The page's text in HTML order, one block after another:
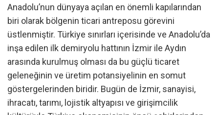
Anadolu’nun dünyaya açılan en önemli kapılarından
biri olarak bölgenin ticari antreposu görevini
üstlenmiştir. Türkiye sınırları içerisinde ve Anadolu’da
inşa edilen ilk demiryolu hattının İzmir ile Aydın
arasında kurulmuş olması da bu güçlü ticaret
geleneğinin ve üretim potansiyelinin en somut
göstergelerinden biridir. Bugün de İzmir, sanayisi,
ihracatı, tarımı, lojistik altyapısı ve girişimcilik